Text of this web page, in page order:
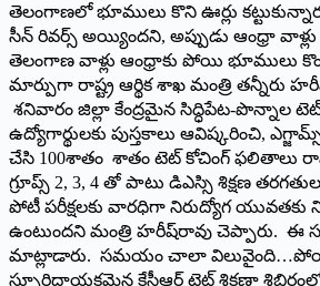
తెలంగాణలో భూములు కొని ఊర్లు
సీన్‌ ‌రివర్స్ అయ్యిందని, అప్పుడు ఆంధ్రా
తెలంగాణ వాళ్లు ఆంధ్రాకు పోయి భూములు
మార్పుగా రాష్ట్ర ఆర్థిక శాఖ మంత్రి తన్నీరు
శనివారం జిల్లా కేంద్రమైన సిద్ధిపేట-పొన్నాల టెట్‌
ఉద్యోగార్థులకు పుస్తకాలు ఆవిష్కరించి,
చేసి 100శాతం శాతం టెట్‌ ‌కోచింగ్‌ ‌ఫలితాలు
గ్రూప్స్ 2, 3, 4 ‌తో పాటు డిఎస్సి శిక్షణ
పోటీ పరీక్షలకు వారధిగా నిరుద్యోగ యువతకు
ఉంటుందని మంత్రి హరీష్‌రావు చెప్పారు. ఈ
మాట్లాడారు. సమయం చాలా
స్ఫూర్తిదాయకమైన కేసీఆర్‌ ‌టెట్‌ ‌శిక్షణా శిబిరంలో